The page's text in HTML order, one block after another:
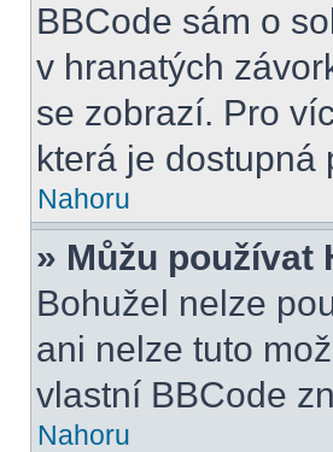
BBCode sám o
v hranatých
se zobrazí. Pro
která je dostupná
Nahoru
» Můžu používat
Bohužel nelze
ani nelze tuto
vlastní BBCode
Nahoru